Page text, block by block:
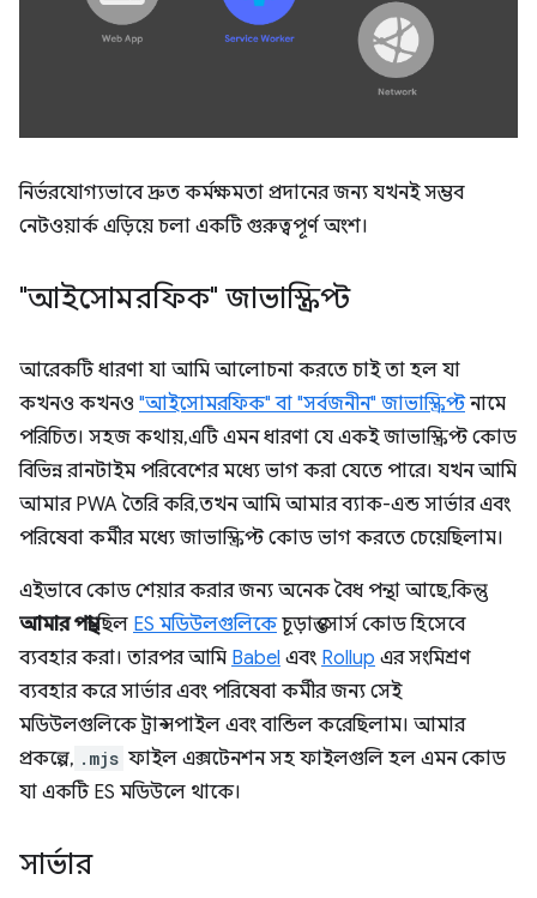
নির্ভরযোগ্যভাবে দ্রুত কর্মক্ষমতা প্রদানের জন্য যখনই সম্ভব
নেটওয়ার্ক এড়িয়ে চলা একটি গুরুত্বপূর্ণ অংশ।
"আইসোমরফিক" জাভাস্ক্রিপ্ট
আরেকটি ধারণা যা আমি আলোচনা করতে চাই তা হল যা
কখনও কখনও "আইসোমরফিক" বা "সর্বজনীন" জাভাস্ক্রিপ্টনামে
পরিচিত। সহজ কথায়, এটি এমন ধারণা যে একই জাভাস্ক্রিপ্ট কোড
বিভিন্ন রানটাইম পরিবেশের মধ্যে ভাগ করা যেতে পারে। যখন আমি
আমার PWA তৈরি করি, তখন আমি আমার ব্যাক-এন্ড সার্ভার এবং
পরিষেবা কর্মীর মধ্যে জাভাস্ক্রিপ্ট কোড ভাগ করতে চেয়েছিলাম।
এইভাবে কোড শেয়ার করার জন্য অনেক বৈধ পন্থা আছে, কিন্তু
আমার পন্থাছিল ES মডিউলগুলিকেচূড়ান্ত সোর্স কোড হিসেবে
ব্যবহার করা। তারপর আমি Babel এবং Rollup এর সংমিশ্রণ
ব্যবহার করে সার্ভার এবং পরিষেবা কর্মীর জন্য সেই
মডিউলগুলিকে ট্রান্সপাইল এবং বান্ডিল করেছিলাম। আমার
প্রকল্পে, .mjs ফাইল এক্সটেনশন সহ ফাইলগুলি হল এমন কোড
যা একটি ES মডিউলে থাকে।
সার্ভার